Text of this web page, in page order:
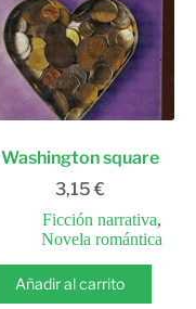
Washington square
3,15 €
Ficción narrativa,
Novela romántica
Añadir al carrito